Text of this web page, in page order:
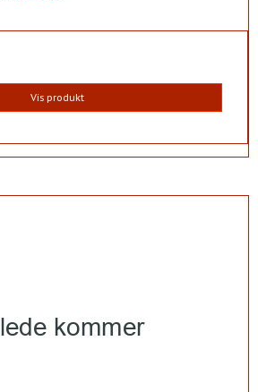
Vis produkt